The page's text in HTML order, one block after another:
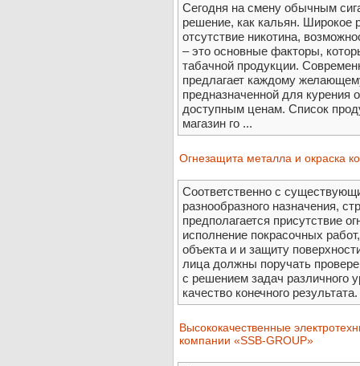
Сегодня на смену обычным
решение, как кальян. Широкое
отсутствие никотина,
– это основные факторы,
табачной продукции.
предлагает каждому
предназначенной для курения
доступным ценам. Список
магазин го ...
Огнезащита металла и окраска
Соответственно с
разнообразного назначения,
предполагается присутствие
исполнение покрасочных
объекта и и защиту
лица должны поручать
с решением задач различного
качество конечного
Высококачественные
компании «SSB-GROUP»